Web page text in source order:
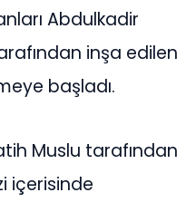
Abdulkadir
inşa edilen
başladı.
Muslu tarafından
içerisinde